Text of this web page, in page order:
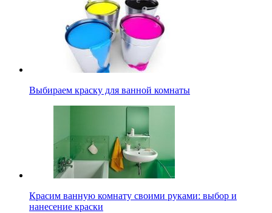
Выбираем краску для ванной комнаты
Красим ванную комнату своими руками: выбор и
нанесение краски